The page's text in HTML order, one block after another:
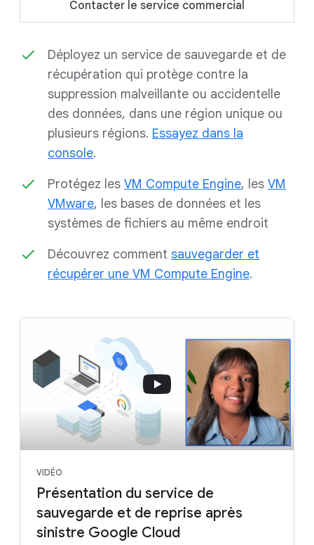
Contacter le service commercial
Déployez un service de sauvegarde et de
récupération qui protège contre la
suppression malveillante ou accidentelle
des données, dans une région unique ou
plusieurs régions. Essayez dans la
console.
Protégez les VM Compute Engine, les VM
VMware, les bases de données et les
systèmes de fichiers au même endroit
Découvrez comment sauvegarder et
récupérer une VM Compute Engine.
VIDÉO
Présentation du service de
sauvegarde et de reprise après
sinistre Google Cloud